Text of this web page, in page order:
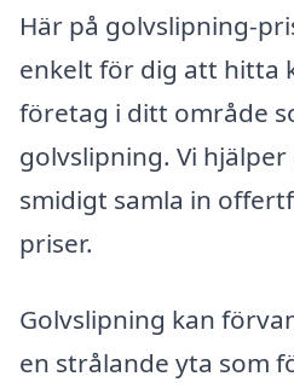
Här på golvslipning-
enkelt för dig att hitta
företag i ditt område
golvslipning. Vi
smidigt samla in
priser.
Golvslipning kan
en strålande yta som